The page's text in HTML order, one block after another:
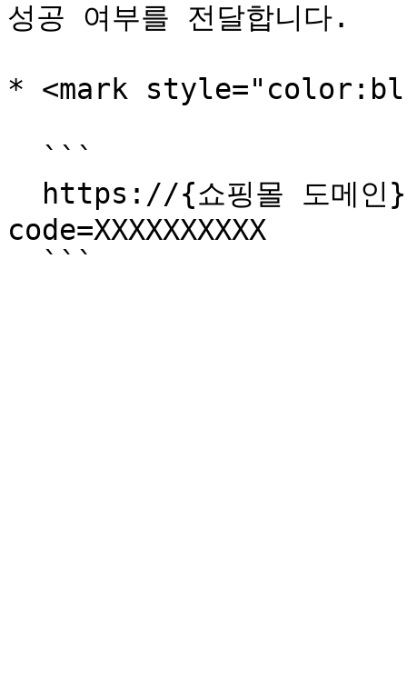
성공 여부를 전달합니다.
* <mark
code=XXXXXXXXXX